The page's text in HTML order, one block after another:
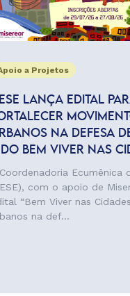
a Projetos
LANÇA EDITAL
NA DEFESA
DO BEM VIVER NAS
Ecumênica
com o apoio de
“Bem Viver nas
na def...